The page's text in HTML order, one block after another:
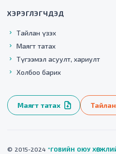
ХЭРЭГЛЭГЧДЭД
Тайлан үзэх
Маягт татах
Түгээмэл асуулт, хариулт
Холбоо барих
Маягт татах
© 2015-2024 "ГОВИЙН ОЮУ